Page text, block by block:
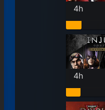
4h
4h